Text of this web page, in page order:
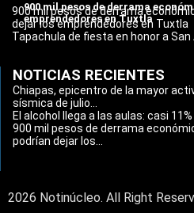
900 mil pesos de derrama
emprendedores en Tuxtla
900 mil pesos de derrama
dejar los emprendedores en Tuxtla
Tapachula de fiesta en honor a
NOTICIAS RECIENTES
Chiapas, epicentro de la mayor
sísmica de julio...
El alcohol llega a las aulas: casi 11%
900 mil pesos de derrama
podrían dejar los...
2026 Notinúcleo. All Right